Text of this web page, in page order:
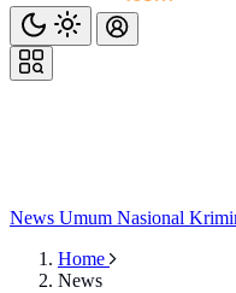
News Umum Nasional
Home
News